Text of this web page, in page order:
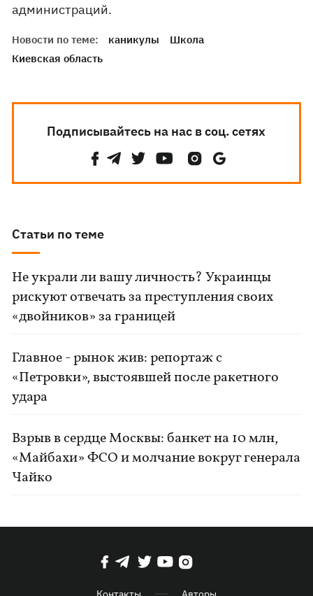
администраций.
Новости по теме: каникулы
Школа
Киевская область
Подписывайтесь на нас в соц. сетях
Статьи по теме
Не украли ли вашу личность? Украинцы
рискуют отвечать за преступления своих
«двойников» за границей
Главное - рынок жив: репортаж с
«Петровки», выстоявшей после ракетного
удара
Взрыв в сердце Москвы: банкет на 10 млн,
«Майбахи» ФСО и молчание вокруг генерала
Чайко